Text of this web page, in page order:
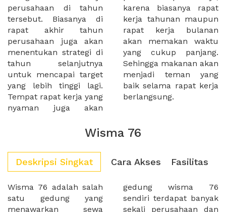
perusahaan di tahun
tersebut. Biasanya di
rapat akhir tahun
perusahaan juga akan
menentukan strategi di
tahun selanjutnya
untuk mencapai target
yang lebih tinggi lagi.
Tempat rapat kerja yang
nyaman juga akan
karena biasanya rapat
kerja tahunan maupun
rapat kerja bulanan
akan memakan waktu
yang cukup panjang.
Sehingga makanan akan
menjadi teman yang
baik selama rapat kerja
berlangsung.
Wisma 76
Deskripsi Singkat Cara Akses Fasilitas
Wisma 76 adalah salah
satu gedung yang
menawarkan sewa
gedung wisma 76
sendiri terdapat banyak
sekali perusahaan dan